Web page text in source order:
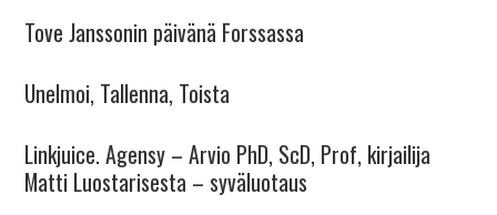
Tove Janssonin päivänä Forssassa
Unelmoi, Tallenna, Toista
Linkjuice. Agensy – Arvio PhD, ScD, Prof, kirjailija
Matti Luostarisesta – syväluotaus